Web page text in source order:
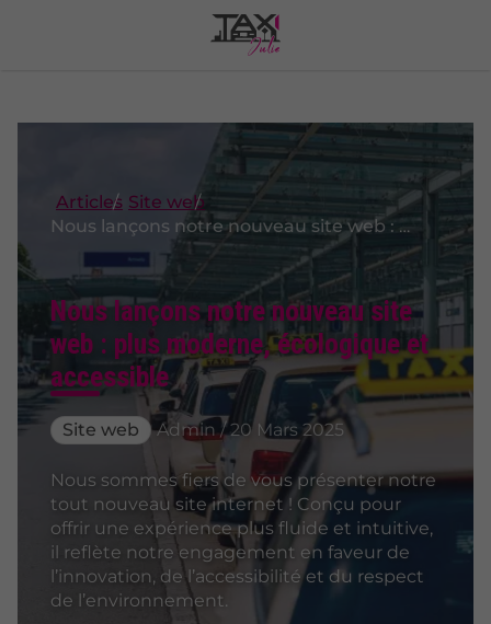
Articles Site web
Nous lançons notre nouveau site web : plus moderne, écologique et accessible
Nous lançons notre nouveau site
web : plus moderne, écologique et
accessible
Site web Admin / 20 Mars 2025
Nous sommes fiers de vous présenter notre
tout nouveau site internet ! Conçu pour
offrir une expérience plus fluide et intuitive,
il reflète notre engagement en faveur de
l’innovation, de l’accessibilité et du respect
de l’environnement.